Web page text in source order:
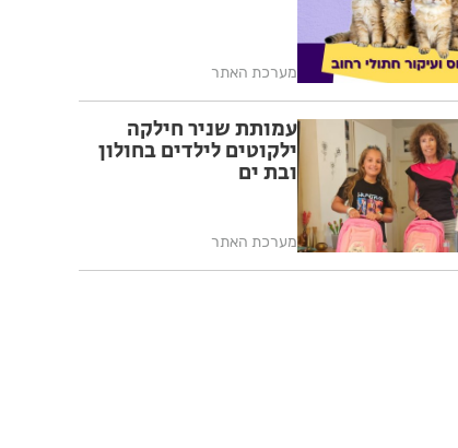
מערכת האתר
עמותת שניר חילקה
ילקוטים לילדים בחולון
ובת ים
מערכת האתר